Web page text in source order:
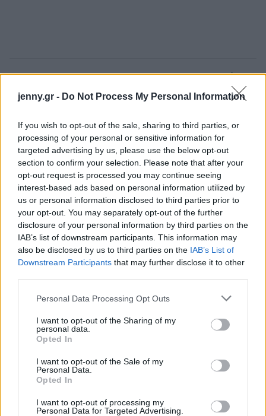
jenny.gr - Do Not Process My Personal Information
If you wish to opt-out of the sale, sharing to third parties, or
processing of your personal or sensitive information for
targeted advertising by us, please use the below opt-out
section to confirm your selection. Please note that after your
opt-out request is processed you may continue seeing
interest-based ads based on personal information utilized by
us or personal information disclosed to third parties prior to
your opt-out. You may separately opt-out of the further
disclosure of your personal information by third parties on the
IAB’s list of downstream participants. This information may
also be disclosed by us to third parties on the IAB’s List of
Downstream Participants that may further disclose it to other
Please note that this website/app uses one or more Google
not limited to your visit or usage behaviour. You may click to
grant or deny consent to Google and its third-party tags to
use your data for below specified purposes in below Google
consent section.
Personal Data Processing Opt Outs
I want to opt-out of the Sharing of my
personal data.
Opted In
I want to opt-out of the Sale of my
Personal Data.
Opted In
I want to opt-out of processing my
Personal Data for Targeted Advertising.
Parfums De Marly Delina EDP– Βρες τοεδώ
Νarciso Rodriguez for her edp intense – Βρες
εδώ